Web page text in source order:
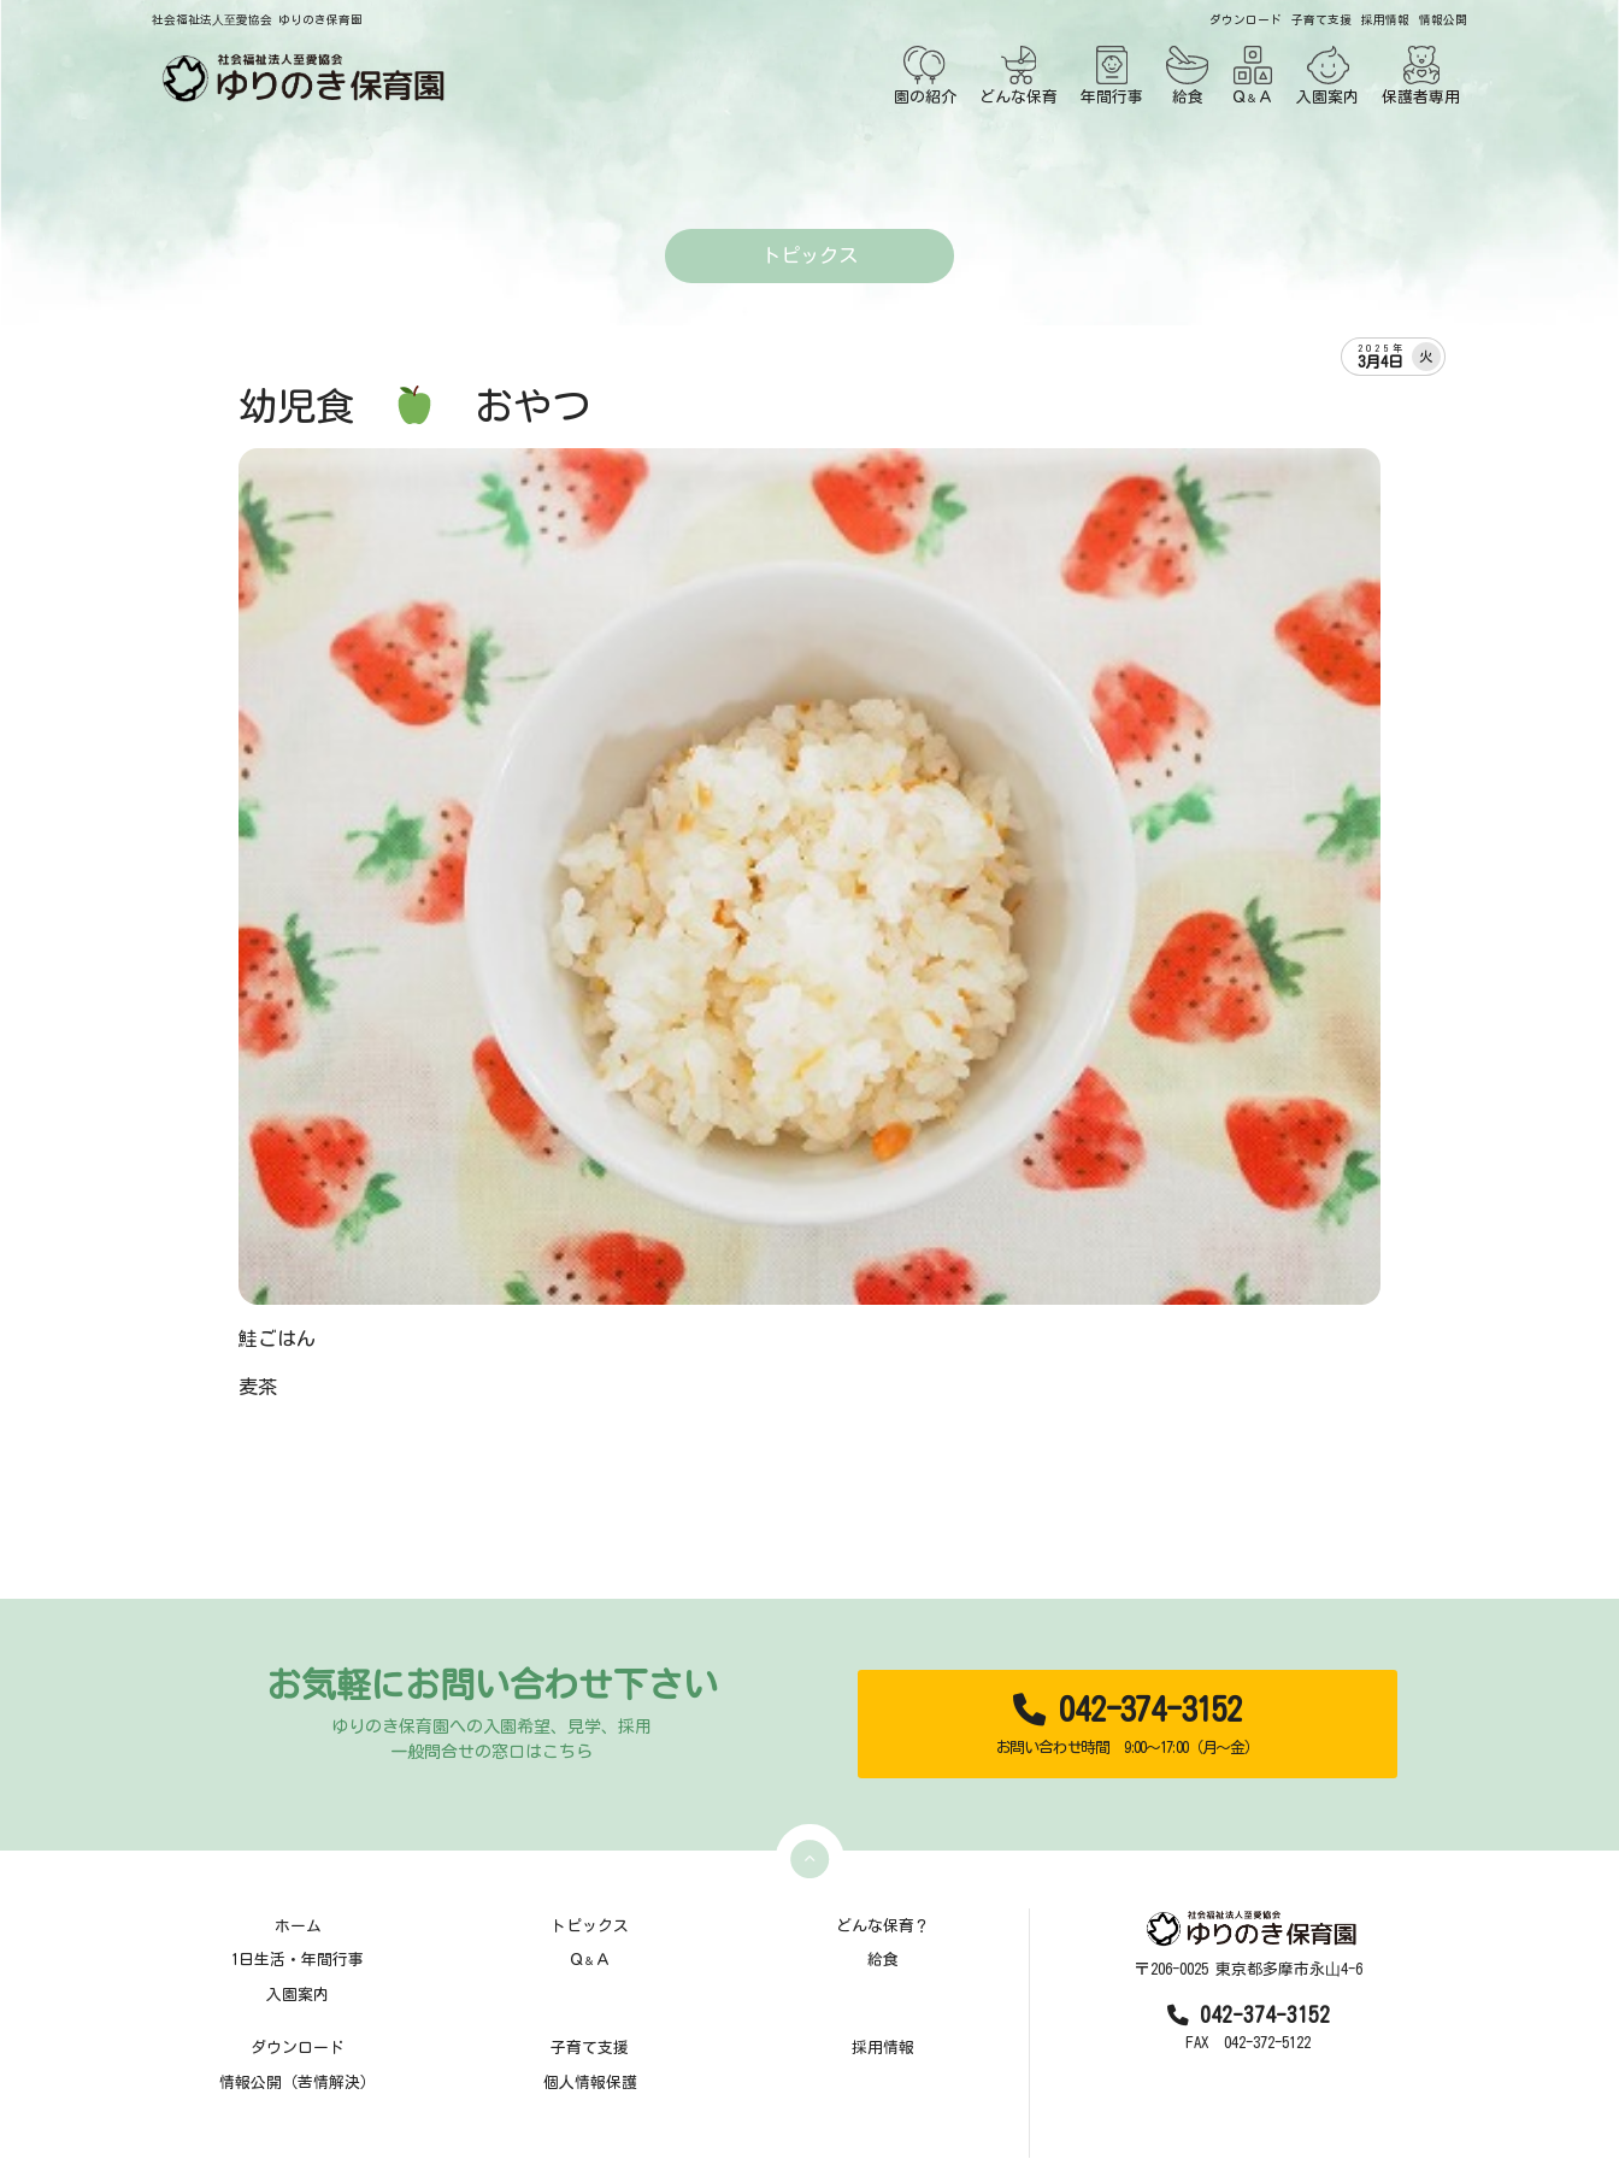
社会福祉法⼈⾄愛協会 ゆりのき保育園 ダウンロード 子育て支援 採用情報 情報公開
園の紹介 どんな保育 年間行事 給食 Ｑ ＆ Ａ 入園案内 保護者専用
トピックス
2025年
3月4日 火
幼児食 おやつ
鮭ごはん
麦茶
お気軽にお問い合わせ下さい
ゆりのき保育園への入園希望、見学、採用
一般問合せの窓口はこちら
042-374-3152
お問い合わせ時間 9:00～17:00（月～金）
ホーム トピックス どんな保育？
1日生活・年間行事 Ｑ ＆ Ａ 給食
入園案内
ダウンロード 子育て支援 採用情報
情報公開（苦情解決） 個人情報保護
〒206-0025 東京都多摩市永⼭4-6
042-374-3152
FAX 042-372-5122